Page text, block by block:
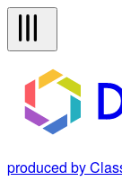
produced by